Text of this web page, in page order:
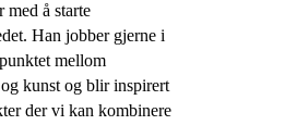
med å starte
Han jobber gjerne i
mellom
kunst og blir inspirert
der vi kan kombinere